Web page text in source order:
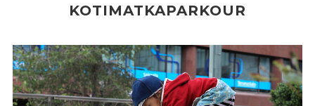
KOTIMATKAPARKOUR